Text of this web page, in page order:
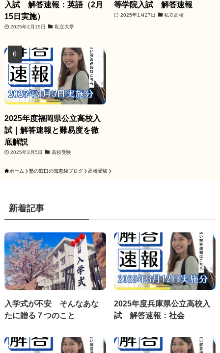
入試 解答速報：英語（2月
15日実施）
2025年2月15日 私立大学
等学院入試 解答速報
2025年1月27日 私立高校
2025年度福岡県公立高校入
試｜解答速報と難易度を徹
底解説
2025年3月5日 高校受験
ホーム 塾の窓口の知恵袋ブログ 高校受験
新着記事
入学式が不安 そんなあな
たに贈る７つのこと
2025年度兵庫県公立高校入
試 解答速報：社会